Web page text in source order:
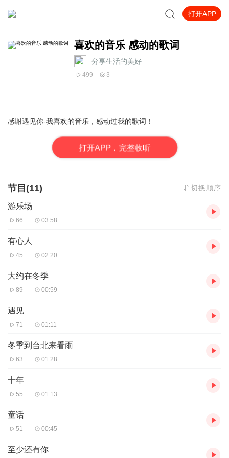
打开APP
喜欢的音乐 感动的歌词
分享生活的美好
499 3
感谢遇见你-我喜欢的音乐，感动过我的歌词！
打开APP，完整收听
节目(11) 切换顺序
游乐场
66 03:58
有心人
45 02:20
大约在冬季
89 00:59
遇见
71 01:11
冬季到台北来看雨
63 01:28
十年
55 01:13
童话
51 00:45
至少还有你